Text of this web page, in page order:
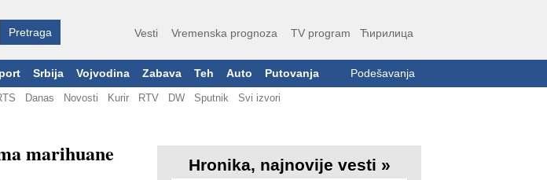
Vesti Vremenska prognoza TV program Ћирилица
Srbija Vojvodina Zabava Teh Auto Putovanja Podešavanja
Danas Novosti Kurir RTV DW Sputnik Svi izvori
marihuane Hronika, najnovije vesti »